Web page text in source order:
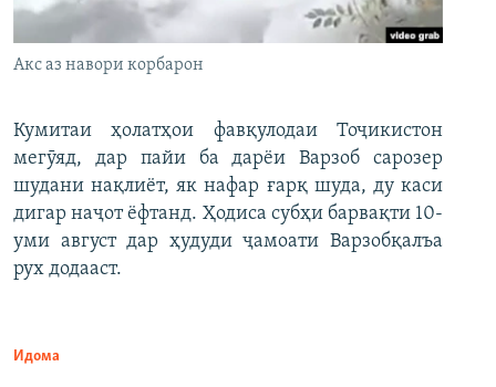
Акс аз навори корбарон
Кумитаи ҳолатҳои фавқулодаи Тоҷикистон
мегӯяд, дар пайи ба дарёи Варзоб сарозер
шудани нақлиёт, як нафар ғарқ шуда, ду каси
дигар наҷот ёфтанд. Ҳодиса субҳи барвақти 10-
уми август дар ҳудуди ҷамоати Варзобқалъа
рух додааст.
Идома